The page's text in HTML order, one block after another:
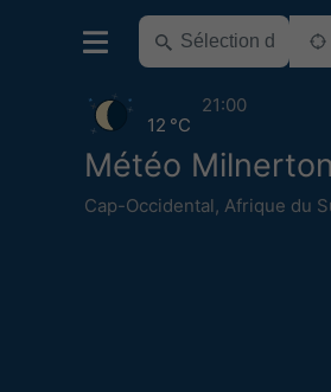
Météo
Cap-Occidental, Afrique du
12 °C
21:00